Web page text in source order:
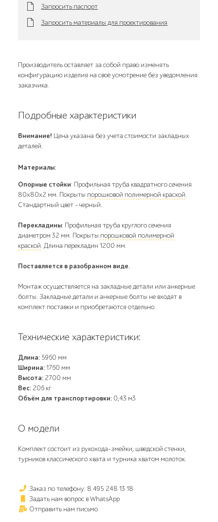
Запросить паспорт
Запросить материалы для проектирования
Производитель оставляет за собой право изменять
конфигурацию изделия на своё усмотрение без уведомления
заказчика.
Подробные характеристики
Внимание! Цена указана без учета стоимости закладных
деталей.
Материалы:
Опорные стойки: Профильная труба квадратного сечения
80х80х2 мм. Покрыты порошковой полимерной краской.
Стандартный цвет - черный.
Перекладины: Профильная труба круглого сечения
диаметром 32 мм. Покрыты порошковой полимерной
краской. Длина перекладин 1200 мм.
Поставляется в разобранном виде.
Монтаж осуществляется на закладные детали или анкерные
болты. Закладные детали и анкерные болты не входят в
комплект поставки и приобретаются отдельно.
Технические характеристики:
Длина: 5960 мм
Ширина:1760 мм
Высота: 2700 мм
Вес: 206 кг
Объём для транспортировки: 0,43 м3
О модели
Комплект состоит из рукохода-змейки, шведской стенки,
турников классического хвата и турника хватом молоток.
Заказ по телефону: 8 495 248 13 18
Задать нам вопрос в WhatsApp
Отправить нам письмо